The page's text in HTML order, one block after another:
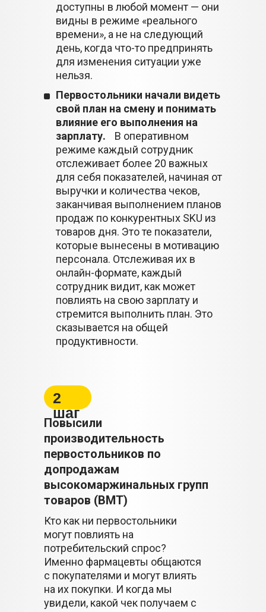
доступны в любой момент — они
видны в режиме «реального
времени», а не на следующий
день, когда что-то предпринять
для изменения ситуации уже
нельзя.
Первостольники начали видеть
свой план на смену и понимать
влияние его выполнения на
зарплату. В оперативном
режиме каждый сотрудник
отслеживает более 20 важных
для себя показателей, начиная от
выручки и количества чеков,
заканчивая выполнением планов
продаж по конкурентных SKU из
товаров дня. Это те показатели,
которые вынесены в мотивацию
персонала. Отслеживая их в
онлайн-формате, каждый
сотрудник видит, как может
повлиять на свою зарплату и
стремится выполнить план. Это
сказывается на общей
продуктивности.
2
шаг
Повысили
производительность
первостольников по
допродажам
высокомаржинальных групп
товаров (ВМТ)
Кто как ни первостольники
могут повлиять на
потребительский спрос?
Именно фармацевты общаются
с покупателями и могут влиять
на их покупки. И когда мы
увидели, какой чек получаем с